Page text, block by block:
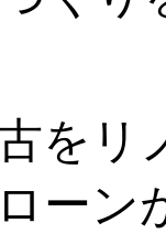
をリ
ーン